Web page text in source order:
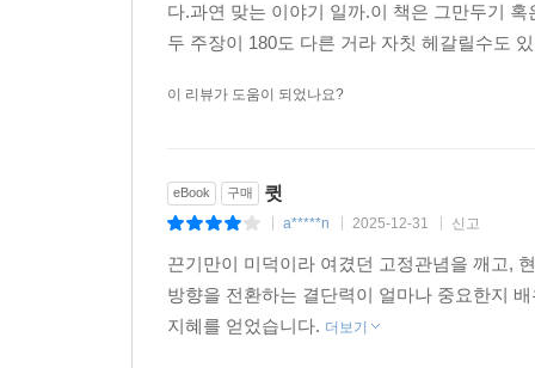
다.과연 맞는 이야기 일까.이 책은 그만두기
두 주장이 180도 다른 거라 자칫 헤갈릴수도
이 리뷰가 도움이 되었나요?
eBook 구매 큇
a*****n 2025-12-31 신고
끈기만이 미덕이라 여겼던 고정관념을 깨고,
방향을 전환하는 결단력이 얼마나 중요한지
지혜를 얻었습니다. 더보기